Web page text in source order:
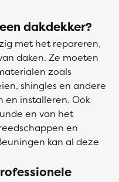
dakdekker?
met het repareren,
daken. Ze moeten
zoals
shingles en andere
en installeren. Ook
en van het
en
kan al deze